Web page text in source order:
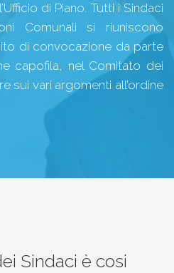
di Piano. Tutti i Sindaci
Comunali si riuniscono
di convocazione da parte
capofila, nel Comitato dei
sui vari argomenti all’ordine
Sindaci è cosi